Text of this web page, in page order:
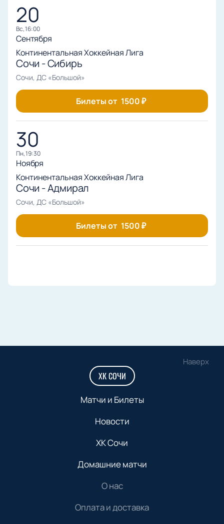
20
вс, 16:00
Сентября
Континентальная Хоккейная Лига
Сочи - Сибирь
Сочи, ДС «Большой»
Билеты от 1500₽
30
пн, 19:30
Ноября
Континентальная Хоккейная Лига
Сочи - Адмирал
Сочи, ДС «Большой»
Билеты от 1500₽
Наверх
ХК СОЧИ
Матчи и Билеты
Новости
ХК Сочи
Домашние матчи
О нас
Оплата и доставка